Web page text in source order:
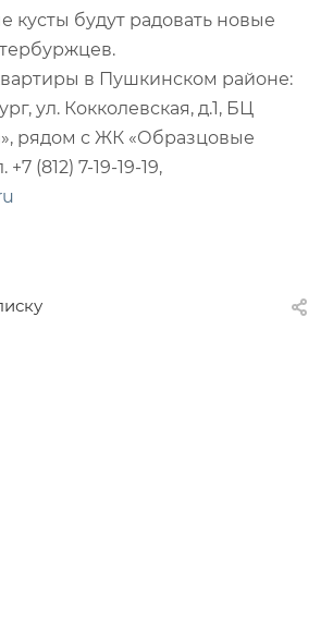
кусты будут радовать новые
в Пушкинском районе:
ул. Кокколевская, д.1, БЦ
рядом с ЖК «Образцовые
(812) 7-19-19-19,